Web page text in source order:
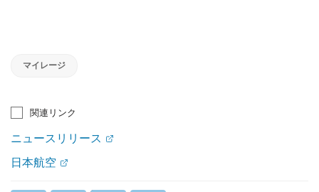
マイレージ
関連リンク
ニュースリリース
日本航空